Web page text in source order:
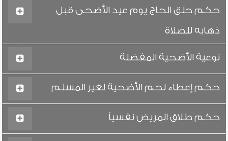
حكم حلق الحاج يوم عيد الأضحى قبل
ذهابه للصلاة
نوعية الأضحية المفضلة
حكم إعطاء لحم الأضحية لغير المسلم
حكم طلاق المريض نفسياً